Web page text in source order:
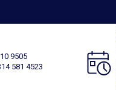
9505
581 4523